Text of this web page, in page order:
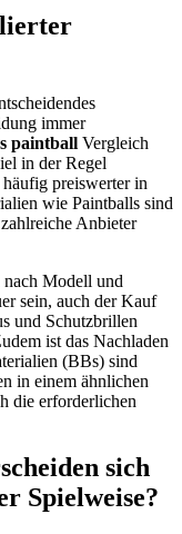
immer
paintball Vergleich
in der Regel
preiswerter in
wie Paintballs sind
Anbieter
Modell und
sein, auch der Kauf
und Schutzbrillen
ist das Nachladen
(BBs) sind
in einem ähnlichen
die erforderlichen
sich
Spielweise?